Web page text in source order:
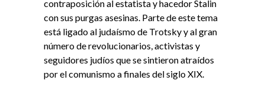
contraposición al estatista y hacedor Stalin
con sus purgas asesinas. Parte de este tema
está ligado al judaísmo de Trotsky y al gran
número de revolucionarios, activistas y
seguidores judíos que se sintieron atraídos
por el comunismo a finales del siglo XIX.